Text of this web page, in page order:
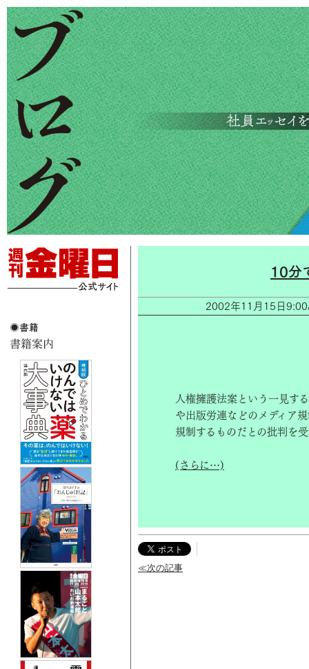
10分
2002年11月15日
人権擁護法案という一見す
や出版労連などのメディア
規制するものだとの批判を
(さらに…)
≪次の記事